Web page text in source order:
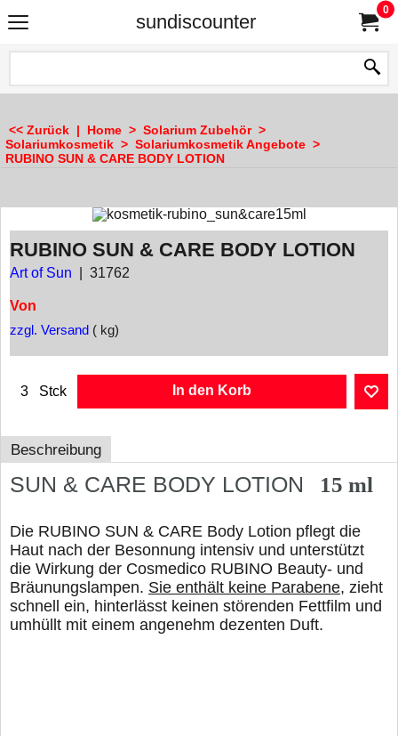
sundiscounter
0
<< Zurück | Home > Solarium Zubehör>
Solariumkosmetik > Solariumkosmetik Angebote >
RUBINO SUN & CARE BODY LOTION
RUBINO SUN & CARE BODY LOTION
Art of Sun 31762
Von
zzgl. Versand kg
Stck In den Korb
Beschreibung
SUN & CARE BODY LOTION 15 ml
Die RUBINO SUN & CARE Body Lotion pflegt die
Haut nach der Besonnung intensiv und unterstützt
die Wirkung der Cosmedico RUBINO Beauty- und
Bräunungslampen. Sie enthält keine Parabene, zieht
schnell ein, hinterlässt keinen störenden Fettfilm und
umhüllt mit einem angenehm dezenten Duft.